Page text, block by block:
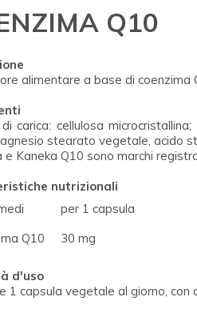
Q10
alimentare a base di
carica: cellulosa
stearato vegetale, acido
e Kaneka Q10 sono marchi
nutrizionali
per 1 capsula
Q10
30 mg
d'uso
1 capsula vegetale al giorno,